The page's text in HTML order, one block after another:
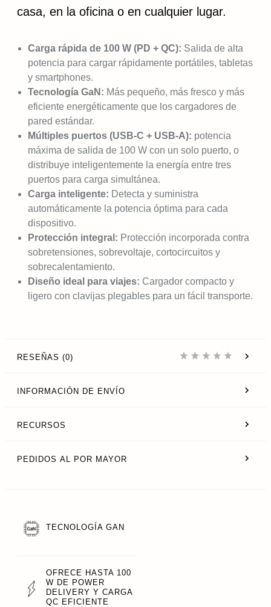
casa, en la oficina o en cualquier lugar.
Carga rápida de 100 W (PD + QC): Salida de alta
potencia para cargar rápidamente portátiles, tabletas
y smartphones.
Tecnología GaN: Más pequeño, más fresco y más
eficiente energéticamente que los cargadores de
pared estándar.
Múltiples puertos (USB-C + USB-A): potencia
máxima de salida de 100 W con un solo puerto, o
distribuye inteligentemente la energía entre tres
puertos para carga simultánea.
Carga inteligente: Detecta y suministra
automáticamente la potencia óptima para cada
dispositivo.
Protección integral: Protección incorporada contra
sobretensiones, sobrevoltaje, cortocircuitos y
sobrecalentamiento.
Diseño ideal para viajes: Cargador compacto y
ligero con clavijas plegables para un fácil transporte.
RESEÑAS (0)
INFORMACIÓN DE ENVÍO
RECURSOS
PEDIDOS AL POR MAYOR
TECNOLOGÍA GAN
OFRECE HASTA 100
W DE POWER
DELIVERY Y CARGA
QC EFICIENTE